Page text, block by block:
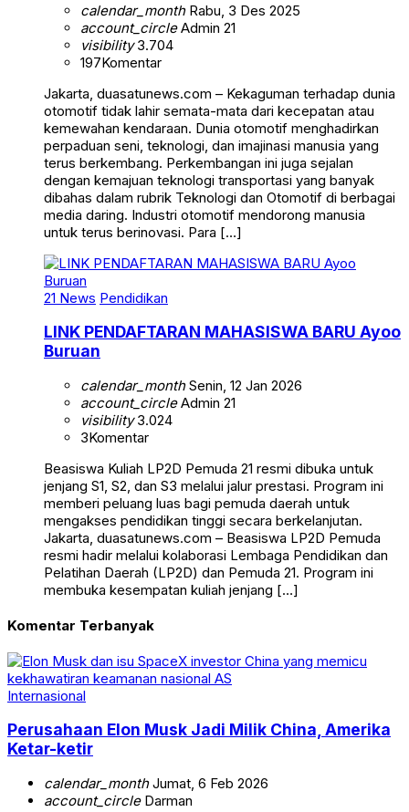
calendar_monthRabu, 3 Des 2025
account_circleAdmin 21
visibility3.704
197Komentar
Jakarta, duasatunews.com – Kekaguman terhadap dunia
otomotif tidak lahir semata-mata dari kecepatan atau
kemewahan kendaraan. Dunia otomotif menghadirkan
perpaduan seni, teknologi, dan imajinasi manusia yang
terus berkembang. Perkembangan ini juga sejalan
dengan kemajuan teknologi transportasi yang banyak
dibahas dalam rubrik Teknologi dan Otomotif di berbagai
media daring. Industri otomotif mendorong manusia
untuk terus berinovasi. Para […]
21 News Pendidikan
LINK PENDAFTARAN MAHASISWA BARU Ayoo
Buruan
calendar_monthSenin, 12 Jan 2026
account_circleAdmin 21
visibility3.024
3Komentar
Beasiswa Kuliah LP2D Pemuda 21 resmi dibuka untuk
jenjang S1, S2, dan S3 melalui jalur prestasi. Program ini
memberi peluang luas bagi pemuda daerah untuk
mengakses pendidikan tinggi secara berkelanjutan.
Jakarta, duasatunews.com – Beasiswa LP2D Pemuda
resmi hadir melalui kolaborasi Lembaga Pendidikan dan
Pelatihan Daerah (LP2D) dan Pemuda 21. Program ini
membuka kesempatan kuliah jenjang […]
Komentar Terbanyak
Internasional
Perusahaan Elon Musk Jadi Milik China, Amerika
Ketar-ketir
calendar_monthJumat, 6 Feb 2026
account_circleDarman